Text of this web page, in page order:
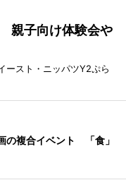
親子向け体験会や
ースト・ニッパツY2ぷら
の複合イベント 「食」